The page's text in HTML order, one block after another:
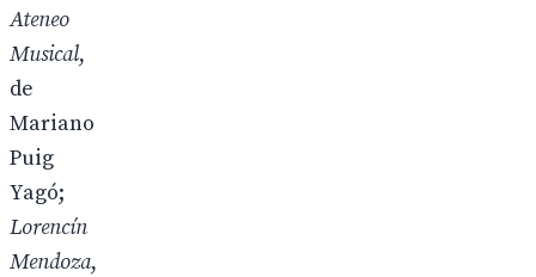
Ateneo
Musical,
de
Mariano
Puig
Yagó;
Lorencín
Mendoza,